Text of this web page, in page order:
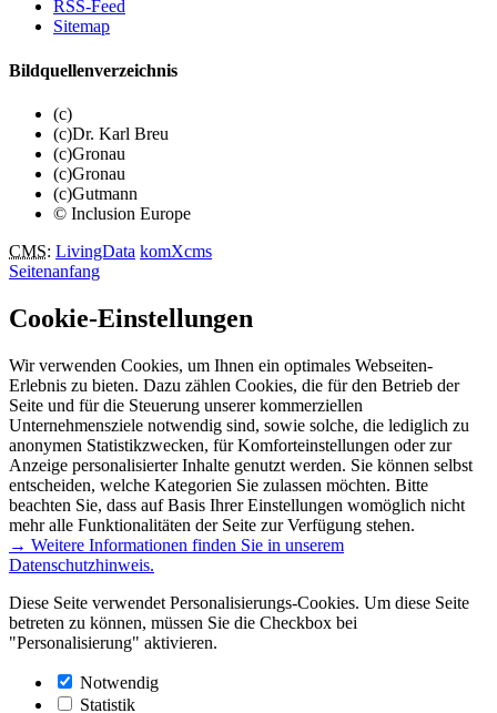
RSS-Feed
Sitemap
Bildquellenverzeichnis
(c)
(c)Dr. Karl Breu
(c)Gronau
(c)Gronau
(c)Gutmann
© Inclusion Europe
CMS: LivingData komXcms
Seitenanfang
Cookie-Einstellungen
Wir verwenden Cookies, um Ihnen ein optimales Webseiten-
Erlebnis zu bieten. Dazu zählen Cookies, die für den Betrieb der
Seite und für die Steuerung unserer kommerziellen
Unternehmensziele notwendig sind, sowie solche, die lediglich zu
anonymen Statistikzwecken, für Komforteinstellungen oder zur
Anzeige personalisierter Inhalte genutzt werden. Sie können selbst
entscheiden, welche Kategorien Sie zulassen möchten. Bitte
beachten Sie, dass auf Basis Ihrer Einstellungen womöglich nicht
mehr alle Funktionalitäten der Seite zur Verfügung stehen.
→ Weitere Informationen finden Sie in unserem
Datenschutzhinweis.
Diese Seite verwendet Personalisierungs-Cookies. Um diese Seite
betreten zu können, müssen Sie die Checkbox bei
"Personalisierung" aktivieren.
Notwendig
Statistik